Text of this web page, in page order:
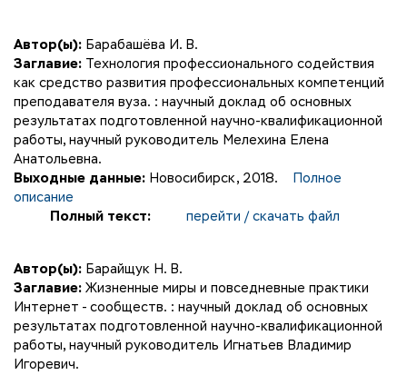
Автор(ы): Барабашёва И. В.
Заглавие: Технология профессионального содействия
как средство развития профессиональных компетенций
преподавателя вуза. : научный доклад об основных
результатах подготовленной научно-квалификационной
работы, научный руководитель Мелехина Елена
Анатольевна.
Выходные данные: Новосибирск, 2018.
Полное
описание
Полный текст:
перейти / скачать файл
Автор(ы): Барайщук Н. В.
Заглавие: Жизненные миры и повседневные практики
Интернет - сообществ. : научный доклад об основных
результатах подготовленной научно-квалификационной
работы, научный руководитель Игнатьев Владимир
Игоревич.